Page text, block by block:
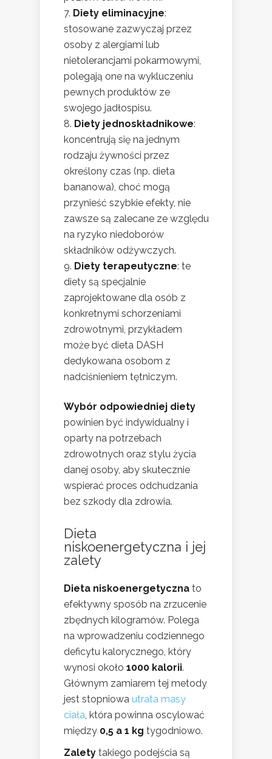
Diety eliminacyjne:
stosowane zazwyczaj przez
osoby z alergiami lub
nietolerancjami pokarmowymi,
polegają one na wykluczeniu
pewnych produktów ze
swojego jadłospisu.
Diety jednoskładnikowe:
koncentrują się na jednym
rodzaju żywności przez
określony czas (np. dieta
bananowa), choć mogą
przynieść szybkie efekty, nie
zawsze są zalecane ze względu
na ryzyko niedoborów
składników odżywczych.
Diety terapeutyczne: te
diety są specjalnie
zaprojektowane dla osób z
konkretnymi schorzeniami
zdrowotnymi, przykładem
może być dieta DASH
dedykowana osobom z
nadciśnieniem tętniczym.
Wybór odpowiedniej diety
powinien być indywidualny i
oparty na potrzebach
zdrowotnych oraz stylu życia
danej osoby, aby skutecznie
wspierać proces odchudzania
bez szkody dla zdrowia.
Dieta
niskoenergetyczna i jej
zalety
Dieta niskoenergetyczna to
efektywny sposób na zrzucenie
zbędnych kilogramów. Polega
na wprowadzeniu codziennego
deficytu kalorycznego, który
wynosi około 1000 kalorii.
Głównym zamiarem tej metody
jest stopniowa utrata masy
ciała, która powinna oscylować
między 0,5 a 1 kg tygodniowo.
Zalety takiego podejścia są